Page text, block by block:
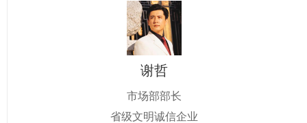
谢哲
市场部部长
省级文明诚信企业